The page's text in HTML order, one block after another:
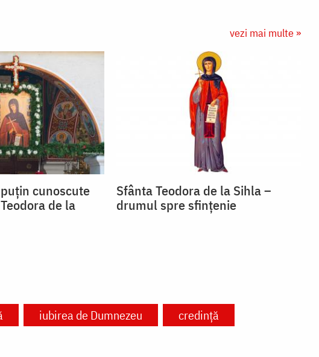
vezi mai multe »
cunoscute
de la
Sfânta Teodora de la Sihla –
drumul spre sfințenie
iubirea de Dumnezeu credință